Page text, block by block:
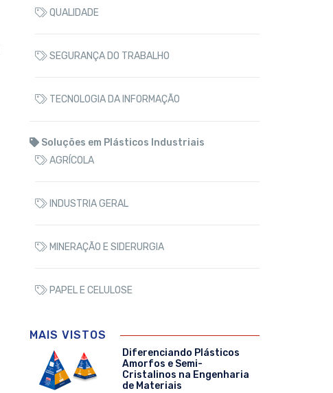
QUALIDADE
SEGURANÇA DO TRABALHO
TECNOLOGIA DA INFORMAÇÃO
Soluções em Plásticos Industriais
AGRÍCOLA
INDUSTRIA GERAL
MINERAÇÃO E SIDERURGIA
PAPEL E CELULOSE
MAIS VISTOS
Diferenciando Plásticos
Amorfos e Semi-
Cristalinos na Engenharia
de Materiais